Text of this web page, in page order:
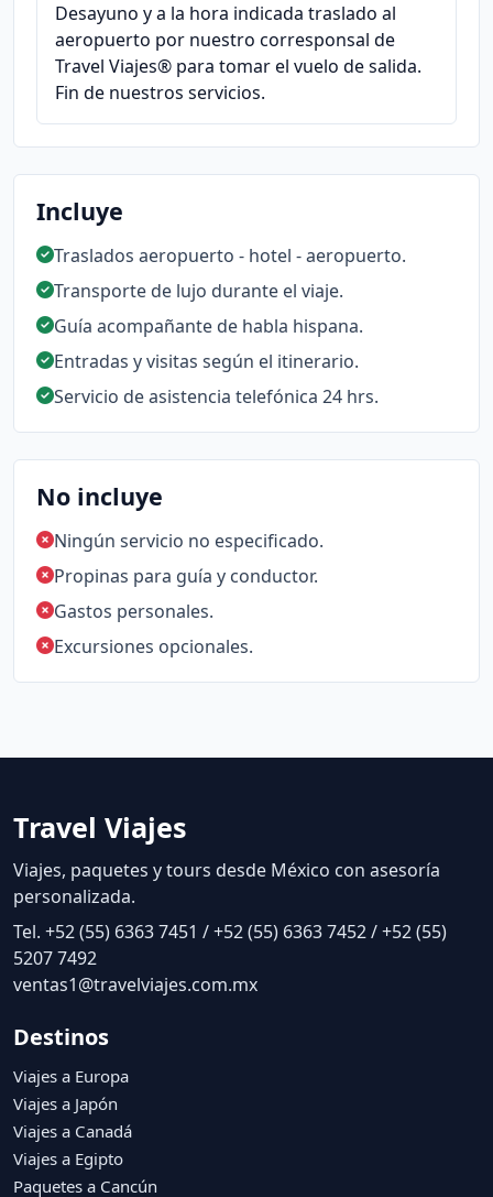
Desayuno y a la hora indicada traslado al
aeropuerto por nuestro corresponsal de
Travel Viajes® para tomar el vuelo de salida.
Fin de nuestros servicios.
Incluye
Traslados aeropuerto - hotel - aeropuerto.
Transporte de lujo durante el viaje.
Guía acompañante de habla hispana.
Entradas y visitas según el itinerario.
Servicio de asistencia telefónica 24 hrs.
No incluye
Ningún servicio no especificado.
Propinas para guía y conductor.
Gastos personales.
Excursiones opcionales.
Travel Viajes
Viajes, paquetes y tours desde México con asesoría
personalizada.
Tel. +52 (55) 6363 7451 / +52 (55) 6363 7452 / +52 (55)
5207 7492
ventas1@travelviajes.com.mx
Destinos
Viajes a Europa
Viajes a Japón
Viajes a Canadá
Viajes a Egipto
Paquetes a Cancún